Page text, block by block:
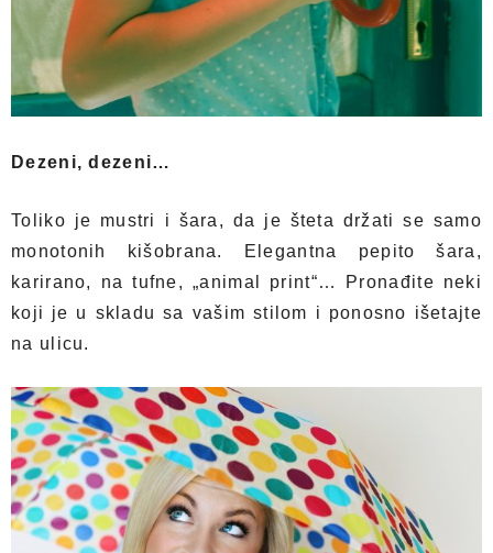
Dezeni, dezeni…
Toliko je mustri i šara, da je šteta držati se samo
monotonih kišobrana. Elegantna pepito šara,
karirano, na tufne, „animal print“… Pronađite neki
koji je u skladu sa vašim stilom i ponosno išetajte
na ulicu.